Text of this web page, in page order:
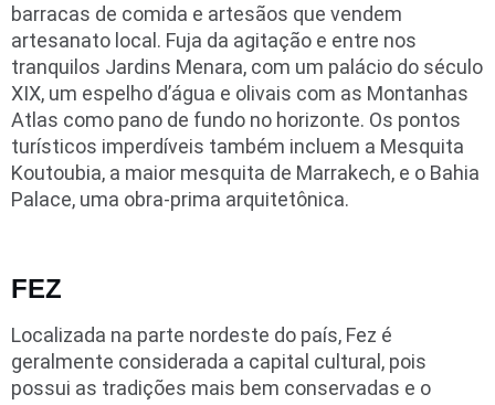
barracas de comida e artesãos que vendem
artesanato local. Fuja da agitação e entre nos
tranquilos Jardins Menara, com um palácio do século
XIX, um espelho d’água e olivais com as Montanhas
Atlas como pano de fundo no horizonte. Os pontos
turísticos imperdíveis também incluem a Mesquita
Koutoubia, a maior mesquita de Marrakech, e o Bahia
Palace, uma obra-prima arquitetônica.
FEZ
Localizada na parte nordeste do país, Fez é
geralmente considerada a capital cultural, pois
possui as tradições mais bem conservadas e o